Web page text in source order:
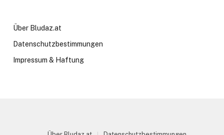
Über Bludaz.at
Datenschutzbestimmungen
Impressum & Haftung